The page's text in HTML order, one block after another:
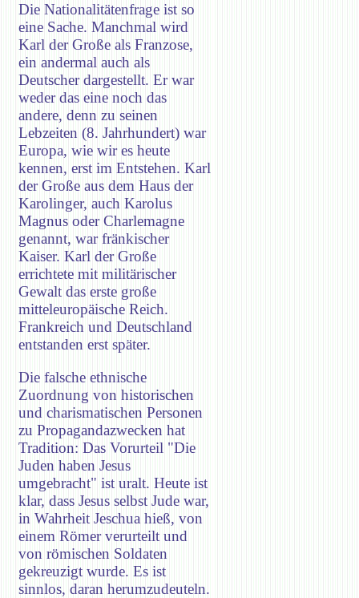
Die Nationalitätenfrage ist so
eine Sache. Manchmal wird
Karl der Große als Franzose,
ein andermal auch als
Deutscher dargestellt. Er war
weder das eine noch das
andere, denn zu seinen
Lebzeiten (8. Jahrhundert) war
Europa, wie wir es heute
kennen, erst im Entstehen. Karl
der Große aus dem Haus der
Karolinger, auch Karolus
Magnus oder Charlemagne
genannt, war fränkischer
Kaiser. Karl der Große
errichtete mit militärischer
Gewalt das erste große
mitteleuropäische Reich.
Frankreich und Deutschland
entstanden erst später.
Die falsche ethnische
Zuordnung von historischen
und charismatischen Personen
zu Propagandazwecken hat
Tradition: Das Vorurteil "Die
Juden haben Jesus
umgebracht" ist uralt. Heute ist
klar, dass Jesus selbst Jude war,
in Wahrheit Jeschua hieß, von
einem Römer verurteilt und
von römischen Soldaten
gekreuzigt wurde. Es ist
sinnlos, daran herumzudeuteln.